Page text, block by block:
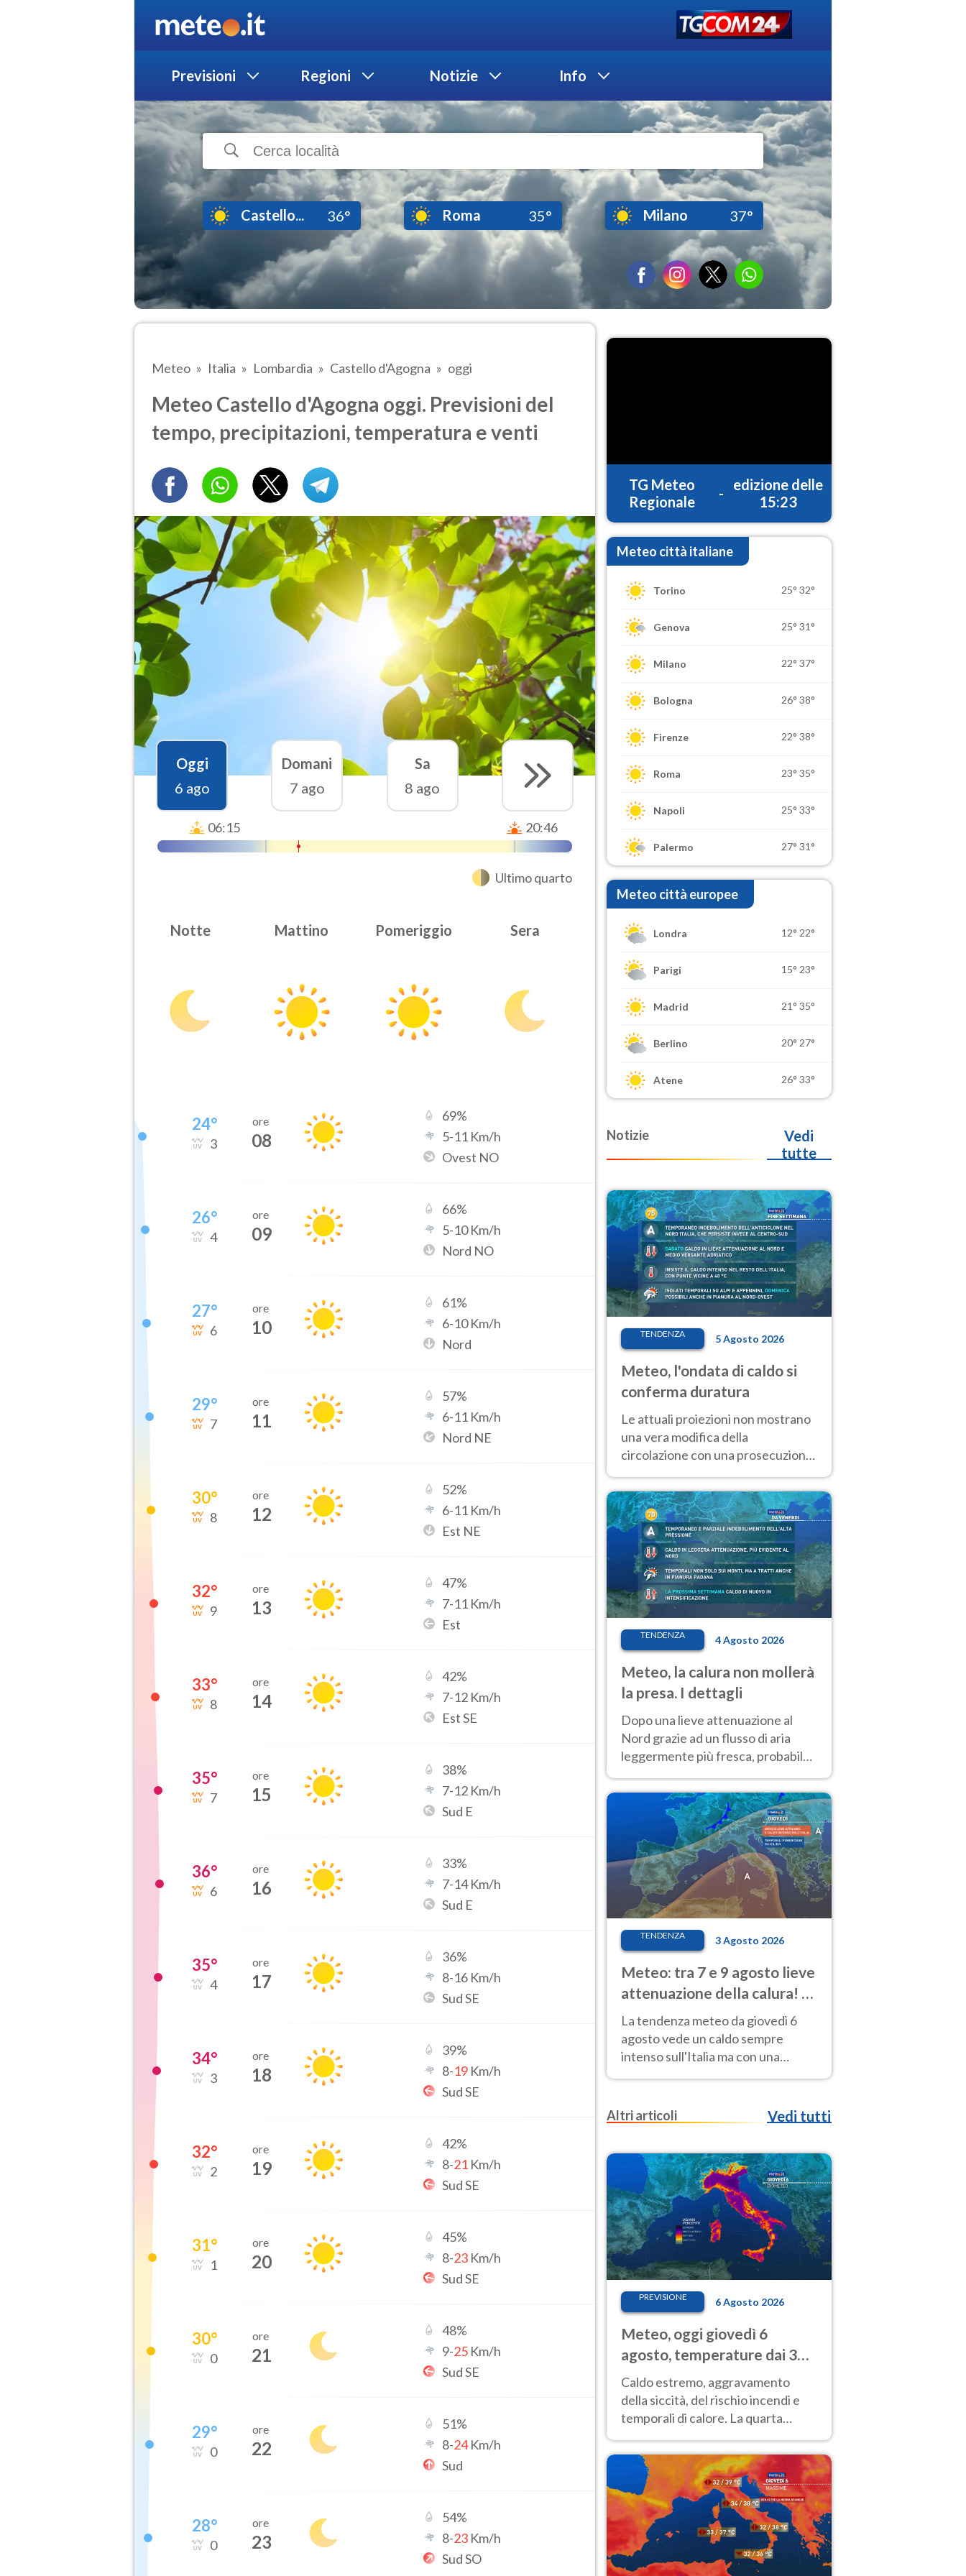
Previsioni Regioni Notizie Info
Castello... 36° Roma 35° Milano 37°
Meteo Italia Lombardia Castello d'Agogna oggi
Meteo Castello d'Agogna oggi. Previsioni del
tempo, precipitazioni, temperatura e venti
Oggi
6 ago
Domani
7 ago
Sa
8 ago
06:15 20:46
Ultimo quarto
Notte Mattino Pomeriggio Sera
24°
3
ore
08
69%
5-11 Km/h
Ovest NO
26°
4
ore
09
66%
5-10Km/h
Nord NO
27°
6
ore
10
61%
6-10Km/h
Nord
29°
7
ore
11
57%
6-11 Km/h
Nord NE
30°
8
ore
12
52%
6-11 Km/h
Est NE
32°
9
ore
13
47%
7-11 Km/h
Est
33°
8
ore
14
42%
7-12 Km/h
Est SE
35°
7
ore
15
38%
7-12 Km/h
Sud E
36°
6
ore
16
33%
7-14Km/h
Sud E
35°
4
ore
17
36%
8-16 Km/h
Sud SE
34°
3
ore
18
39%
8-19 Km/h
Sud SE
32°
2
ore
19
42%
8-21 Km/h
Sud SE
31°
1
ore
20
45%
8-23 Km/h
Sud SE
30°
0
ore
21
48%
9-25 Km/h
Sud SE
29°
0
ore
22
51%
8-24Km/h
Sud
28°
0
ore
23
54%
8-23 Km/h
Sud SO
TG Meteo
Regionale
-
edizione delle
15:23
Meteo città italiane
Torino 25° 32°
Genova 25° 31°
Milano 22° 37°
Bologna 26° 38°
Firenze 22° 38°
Roma 23° 35°
Napoli 25° 33°
Palermo 27° 31°
Meteo città europee
Londra 12° 22°
Parigi 15° 23°
Madrid 21° 35°
Berlino 20° 27°
Atene 26° 33°
Notizie
Vedi
tutte
TENDENZA 5 Agosto 2026
Meteo, l'ondata di caldo si
conferma duratura
Le attuali proiezioni non mostrano
una vera modifica della
circolazione con una prosecuzione
giorni, compresa la settimana di
Ferragosto
TENDENZA 4 Agosto 2026
Meteo, la calura non mollerà
la presa. I dettagli
Dopo una lieve attenuazione al
Nord grazie ad un flusso di aria
leggermente più fresca, probabile
africano entro Ferragosto
TENDENZA 3 Agosto 2026
Meteo: tra 7 e 9 agosto lieve
attenuazione della calura! Al
Nord rischio temporali
La tendenza meteo da giovedì 6
agosto vede un caldo sempre
intenso sull'Italia ma con una
parziale e lieve attenuazione tra il 7
Altri articoli
Vedi tutti
PREVISIONE 6 Agosto 2026
Meteo, oggi giovedì 6
agosto, temperature dai 33
ai 40 gradi
Caldo estremo, aggravamento
della siccità, del rischio incendi e
temporali di calore. La quarta
tregua e durerà fino Ferragosto